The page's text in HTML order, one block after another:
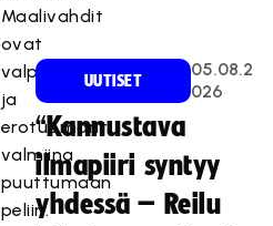
Maalivahdit
ovat
valppaina
ja
erotuomarit
valmiina
puuttumaan
peliin.
UUTISET
05.08.2
026
“Kannustava
ilmapiiri syntyy
yhdessä – Reilu